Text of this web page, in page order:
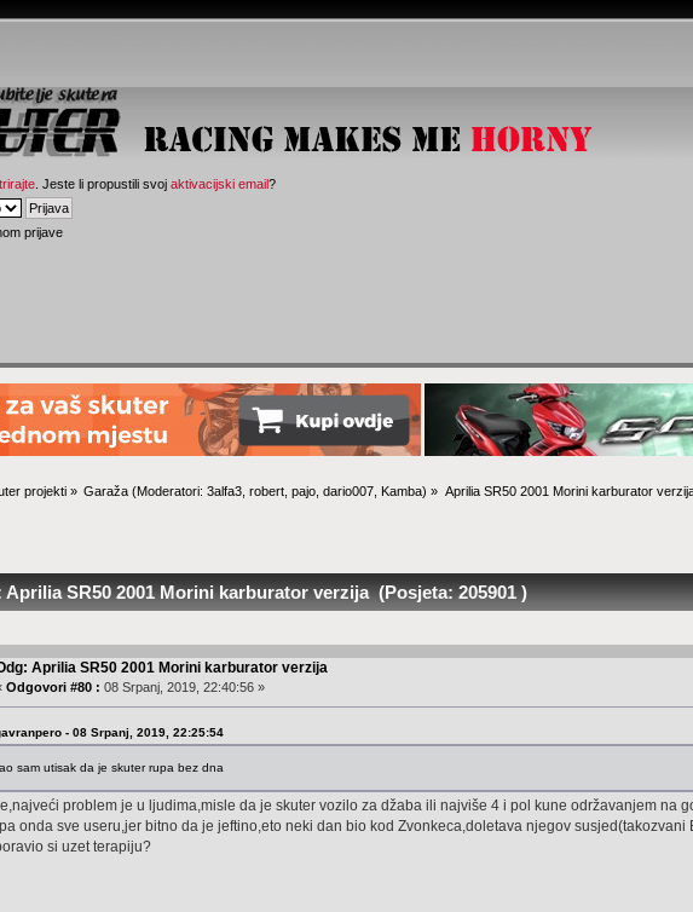
. Jeste li propustili svojaktivacijski email?
prijave
projekti » Garaža (Moderatori:3alfa3 ,robert ,pajo ,dario007 Kamba) » Aprilia SR50 2001 Morini karburator
Aprilia SR50 2001 Morini karburator verzija (Posjeta: 205901 )
Aprilia SR50 2001 Morini karburator verzija
Odgovori #80 : 08 Srpanj, 2019, 22:40:56 »
- 08 Srpanj, 2019, 22:25:54
sam utisak da je skuter rupa bez dna
problem je u ljudima,misle da je skuter vozilo za džaba ili najviše 4 i pol kune održavanjem na
onda sve useru,jer bitno da je jeftino,eto neki dan bio kod Zvonkeca,doletava njegov susjed(takozvani
si uzet terapiju?